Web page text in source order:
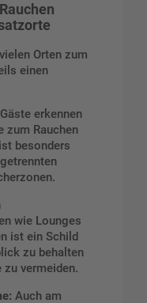
Orten zum
einen
Gäste erkennen
zum Rauchen
besonders
wie Lounges
ist ein Schild
zu behalten
vermeiden.
Auch am